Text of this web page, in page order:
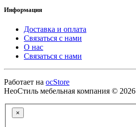
Информация
Доставка и оплата
Связаться с нами
О нас
Связаться с нами
Работает на ocStore
НеоСтиль мебельная компания © 2026
×